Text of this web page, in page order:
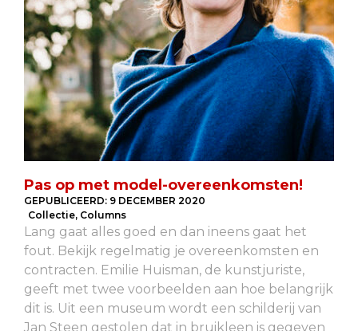
Pas op met model-overeenkomsten!
GEPUBLICEERD: 9 DECEMBER 2020
Collectie, Columns
Lang gaat alles goed en dan ineens gaat het
fout. Bekijk regelmatig je overeenkomsten en
contracten. Emilie Huisman, de kunstjuriste,
geeft met twee voorbeelden aan hoe belangrijk
dit is. Uit een museum wordt een schilderij van
Jan Steen gestolen dat in bruikleen is gegeven